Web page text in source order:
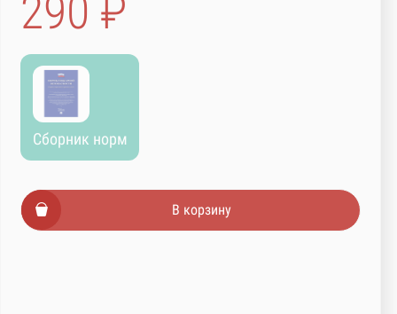
290 ₽
Сборник норм
В корзину